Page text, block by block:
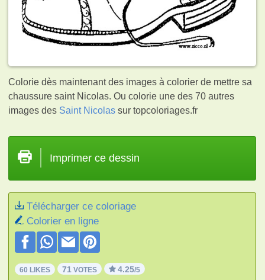
Colorie dès maintenant des images à colorier de mettre sa
chaussure saint Nicolas. Ou colorie une des 70 autres
images des Saint Nicolas sur topcoloriages.fr
Imprimer ce dessin
Télécharger ce coloriage
Colorier en ligne
60 LIKES 71 VOTES 4.25/5